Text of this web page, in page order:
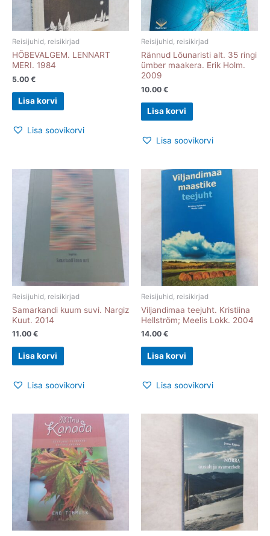
Reisijuhid, reisikirjad
HÕBEVALGEM. LENNART
MERI. 1984
5.00 €
Lisa korvi
Lisa soovikorvi
Reisijuhid, reisikirjad
Rännud Lõunaristi alt. 35 ringi
ümber maakera. Erik Holm.
2009
10.00 €
Lisa korvi
Lisa soovikorvi
Reisijuhid, reisikirjad
Samarkandi kuum suvi. Nargiz
Kuut. 2014
11.00 €
Lisa korvi
Lisa soovikorvi
Reisijuhid, reisikirjad
Viljandimaa teejuht. Kristiina
Hellström; Meelis Lokk. 2004
14.00 €
Lisa korvi
Lisa soovikorvi